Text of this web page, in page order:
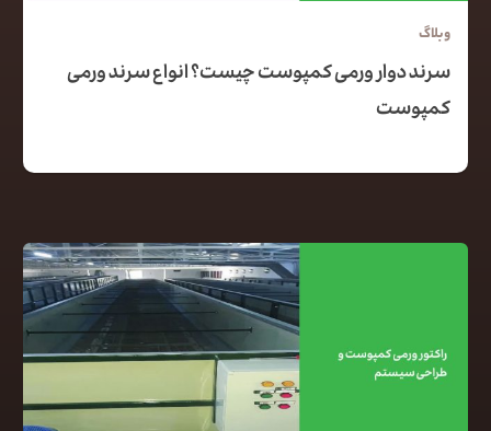
وبلاگ
سرند دوار ورمی کمپوست چیست؟ انواع سرند ورمی
کمپوست